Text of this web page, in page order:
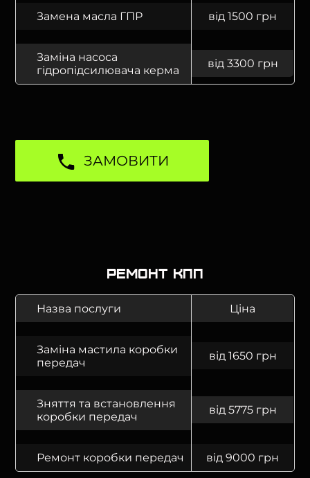
Замена масла ГПР від 1500 грн
Заміна насоса
гідропідсилювача керма
від 3300 грн
ЗАМОВИТИ
Ремонт КПП
Назва послуги Ціна
Заміна мастила коробки
передач
від 1650 грн
Зняття та встановлення
коробки передач
від 5775 грн
Ремонт коробки передач від 9000 грн